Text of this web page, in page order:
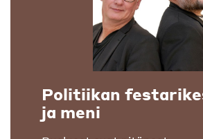
Politiikan
ja meni